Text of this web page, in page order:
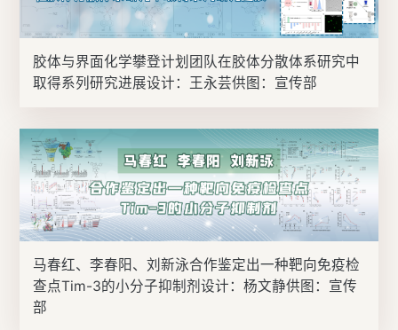
胶体与界面化学攀登计划团队在胶体分散体系研究中
取得系列研究进展设计：王永芸供图：宣传部
马春红、李春阳、刘新泳合作鉴定出一种靶向免疫检
查点Tim-3的小分子抑制剂设计：杨文静供图：宣传
部